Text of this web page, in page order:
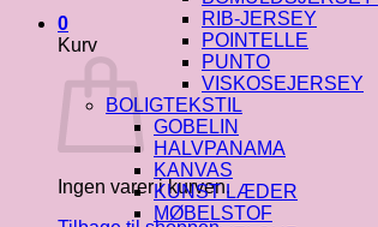
0
Kurv
Ingen varer i kurven.
RIB-JERSEY
POINTELLE
PUNTO
VISKOSEJERSEY
BOLIGTEKSTIL
GOBELIN
HALVPANAMA
KANVAS
KUNST LÆDER
MØBELSTOF